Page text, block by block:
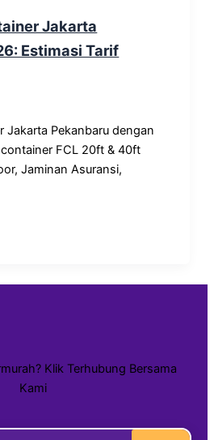
Jakarta
Estimasi Tarif
Jakarta Pekanbaru dengan
FCL 20ft & 40ft
Jaminan Asuransi,
Klik Terhubung Bersama
Kami